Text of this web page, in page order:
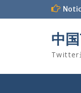
中
Twitter